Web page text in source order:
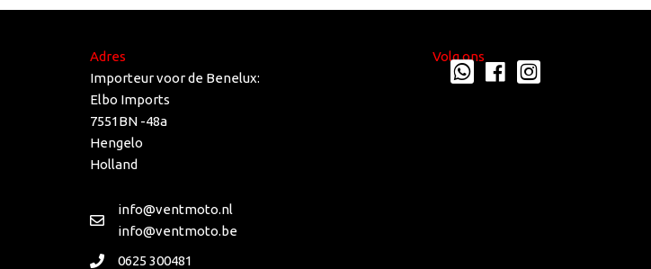
Adres
Importeur voor de Benelux:
Elbo Imports
7551BN -48a
Hengelo
Holland
info@ventmoto.nl
info@ventmoto.be
0625 300481
Volg ons